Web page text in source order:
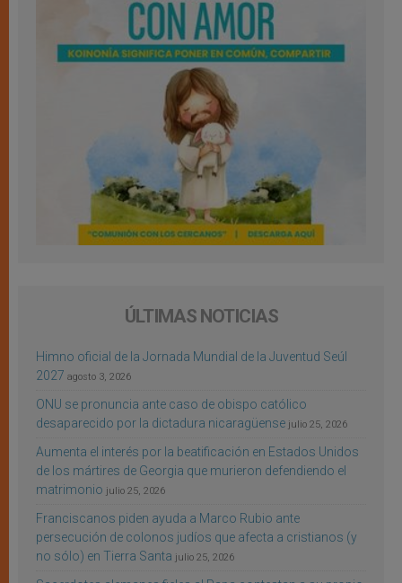
ÚLTIMAS NOTICIAS
Himno oficial de la Jornada Mundial de la Juventud Seúl
2027 agosto 3, 2026
ONU se pronuncia ante caso de obispo católico
desaparecido por la dictadura nicaragüense julio 25, 2026
Aumenta el interés por la beatificación en Estados Unidos
de los mártires de Georgia que murieron defendiendo el
matrimonio julio 25, 2026
Franciscanos piden ayuda a Marco Rubio ante
persecución de colonos judíos que afecta a cristianos (y
no sólo) en Tierra Santa julio 25, 2026